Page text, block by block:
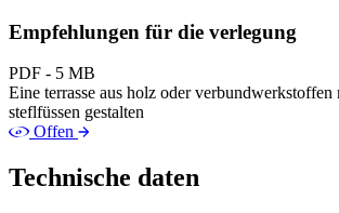
Empfehlungen für die verlegung
PDF - 5 MB
Eine terrasse aus holz oder
steflfüssen gestalten
Offen
Technische daten